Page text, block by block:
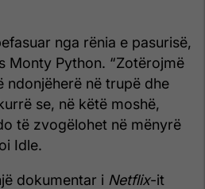
nga rënia e pasurisë,
Monty Python. “Zotërojmë
ndonjëherë në trupë dhe
se, në këtë moshë,
të zvogëlohet në mënyrë
Idle.
dokumentar i Netflix-it